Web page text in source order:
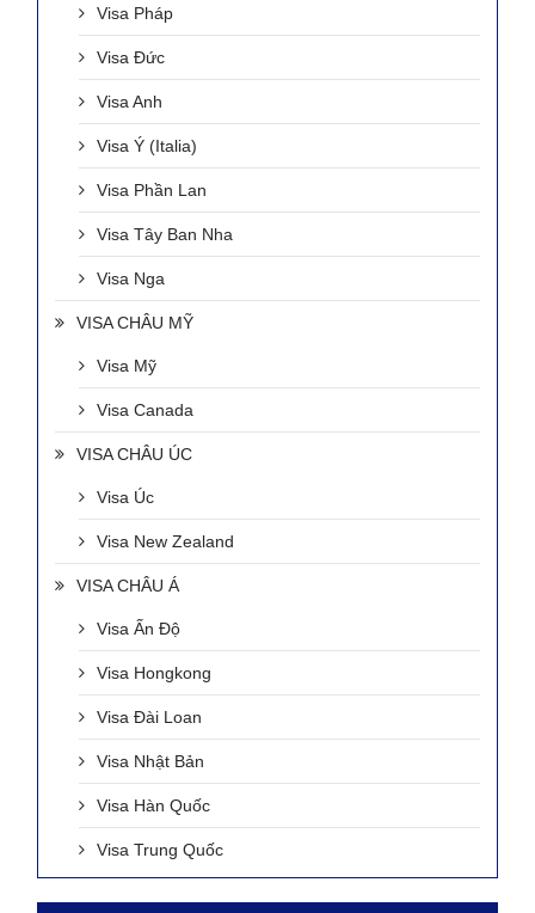
Visa Pháp
Visa Đức
Visa Anh
Visa Ý (Italia)
Visa Phần Lan
Visa Tây Ban Nha
Visa Nga
VISA CHÂU MỸ
Visa Mỹ
Visa Canada
VISA CHÂU ÚC
Visa Úc
Visa New Zealand
VISA CHÂU Á
Visa Ấn Độ
Visa Hongkong
Visa Đài Loan
Visa Nhật Bản
Visa Hàn Quốc
Visa Trung Quốc